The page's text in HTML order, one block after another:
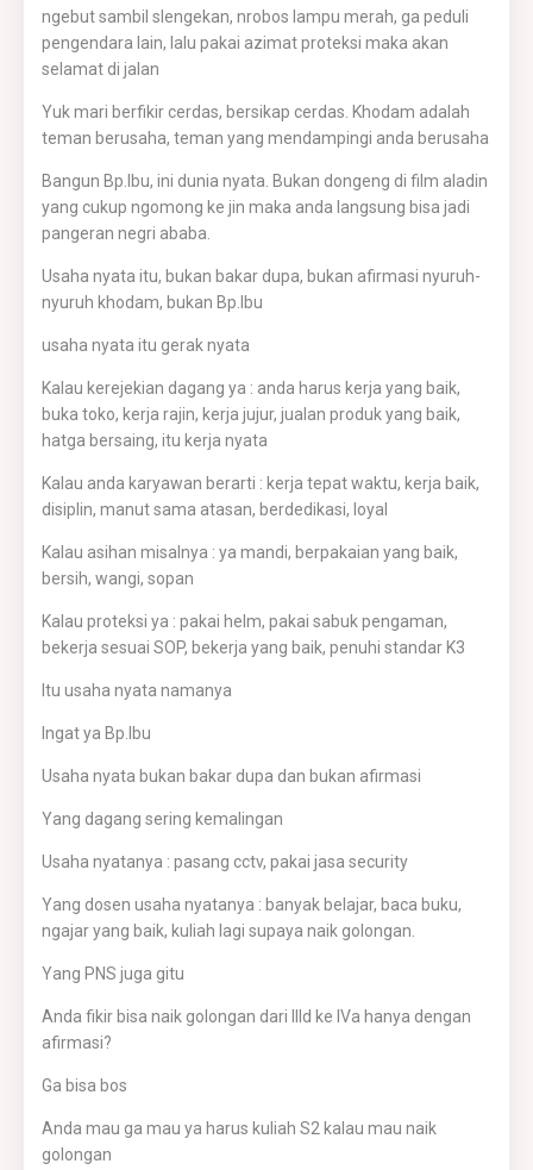
ngebut sambil slengekan, nrobos lampu merah, ga peduli
pengendara lain, lalu pakai azimat proteksi maka akan
selamat di jalan
Yuk mari berfikir cerdas, bersikap cerdas. Khodam adalah
teman berusaha, teman yang mendampingi anda berusaha
Bangun Bp.Ibu, ini dunia nyata. Bukan dongeng di film aladin
yang cukup ngomong ke jin maka anda langsung bisa jadi
pangeran negri ababa.
Usaha nyata itu, bukan bakar dupa, bukan afirmasi nyuruh-
nyuruh khodam, bukan Bp.Ibu
usaha nyata itu gerak nyata
Kalau kerejekian dagang ya : anda harus kerja yang baik,
buka toko, kerja rajin, kerja jujur, jualan produk yang baik,
hatga bersaing, itu kerja nyata
Kalau anda karyawan berarti : kerja tepat waktu, kerja baik,
disiplin, manut sama atasan, berdedikasi, loyal
Kalau asihan misalnya : ya mandi, berpakaian yang baik,
bersih, wangi, sopan
Kalau proteksi ya : pakai helm, pakai sabuk pengaman,
bekerja sesuai SOP, bekerja yang baik, penuhi standar K3
Itu usaha nyata namanya
Ingat ya Bp.Ibu
Usaha nyata bukan bakar dupa dan bukan afirmasi
Yang dagang sering kemalingan
Usaha nyatanya : pasang cctv, pakai jasa security
Yang dosen usaha nyatanya : banyak belajar, baca buku,
ngajar yang baik, kuliah lagi supaya naik golongan.
Yang PNS juga gitu
Anda fikir bisa naik golongan dari IIId ke IVa hanya dengan
afirmasi?
Ga bisa bos
Anda mau ga mau ya harus kuliah S2 kalau mau naik
golongan